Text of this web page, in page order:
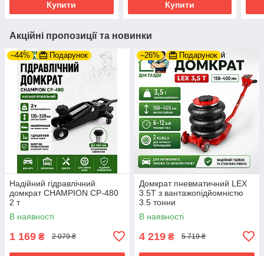
Купити Купити
Акційні пропозиції та новинки
–44% Подарунок
Надійний гідравлічний
домкрат CHAMPION CP-480
2 т
В наявності
1 169 ₴ 2 079 ₴
–26% Подарунок
Домкрат пневматичний LEX
3.5Т з вантажопідйомністю
3.5 тонни
В наявності
4 219 ₴ 5 719 ₴